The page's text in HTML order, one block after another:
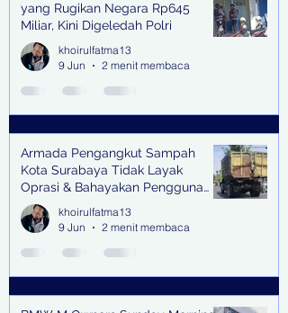
yang Rugikan Negara Rp645
Miliar, Kini Digeledah Polri
khoirulfatma13
9 Jun
2 menit membaca
Armada Pengangkut Sampah
Kota Surabaya Tidak Layak
Oprasi & Bahayakan Pengguna
Jalan
khoirulfatma13
9 Jun
2 menit membaca